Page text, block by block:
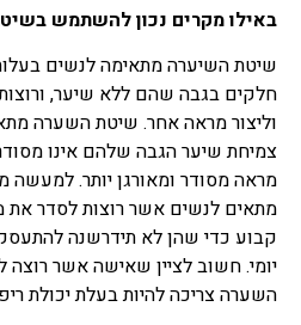
באילו מקרים נכון להשתמש
שיטת השיערה מתאימה לנשים
חלקים בגבה שהם ללא שיער,
וליצור מראה אחר. שיטת השערה
צמיחת שיער הגבה שלהם אינו
מראה מסודר ומאורגן יותר. למעשה
מתאים לנשים אשר רוצות לסדר את
קבוע כדי שהן לא תידרשנה להתעסק
יומי. חשוב לציין שאישה אשר רוצה
השערה צריכה להיות בעלת יכולת